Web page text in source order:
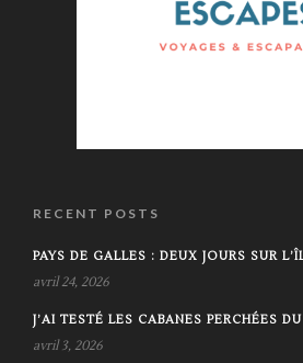
RECENT POSTS
PAYS DE GALLES : DEUX JOURS SUR
avril 24, 2026
J’AI TESTÉ LES CABANES PERCHÉES
avril 3, 2026